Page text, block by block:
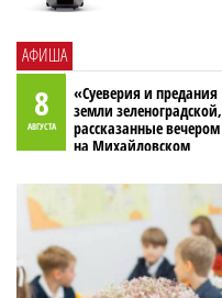
АФИША
8
АВГУСТА
«Суеверия и предания
земли зеленоградской,
рассказанные вечером
на Михайловском